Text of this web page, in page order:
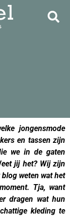
jongensmode
en tassen zijn
we in de gaten
jij het? Wij zijn
weten wat het
Tja, want
dragen wat hun
kleding te